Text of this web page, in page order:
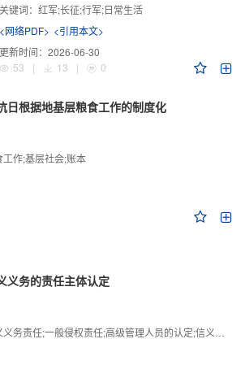
关键词： 红军;长征;行军;日常生活
<网络PDF> <引用本文>
更新时间： 2026-06-30
53
| 13 | 0
日根据地基层粮食工作的制度化
作;基层社会;账本
义务的责任主体认定
务责任;一般侵权责任;高级管理人员的认定;信义义务